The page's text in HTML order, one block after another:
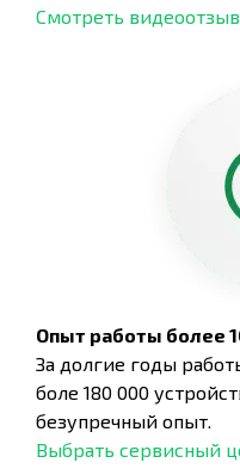
Смотреть
Опыт работы более
За долгие годы
боле 180 000
безупречный опыт.
Выбрать сервисный